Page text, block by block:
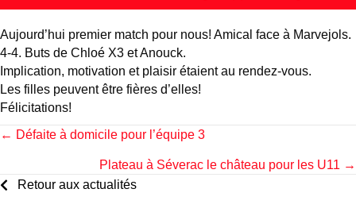
Aujourd’hui premier match pour nous! Amical face à Marvejols.
4-4. Buts de Chloé X3 et Anouck.
Implication, motivation et plaisir étaient au rendez-vous.
Les filles peuvent être fières d’elles!
Félicitations!
Posts
navigation
← Défaite à domicile pour l’équipe 3
Plateau à Séverac le château pour les U11 →
Retour aux actualités